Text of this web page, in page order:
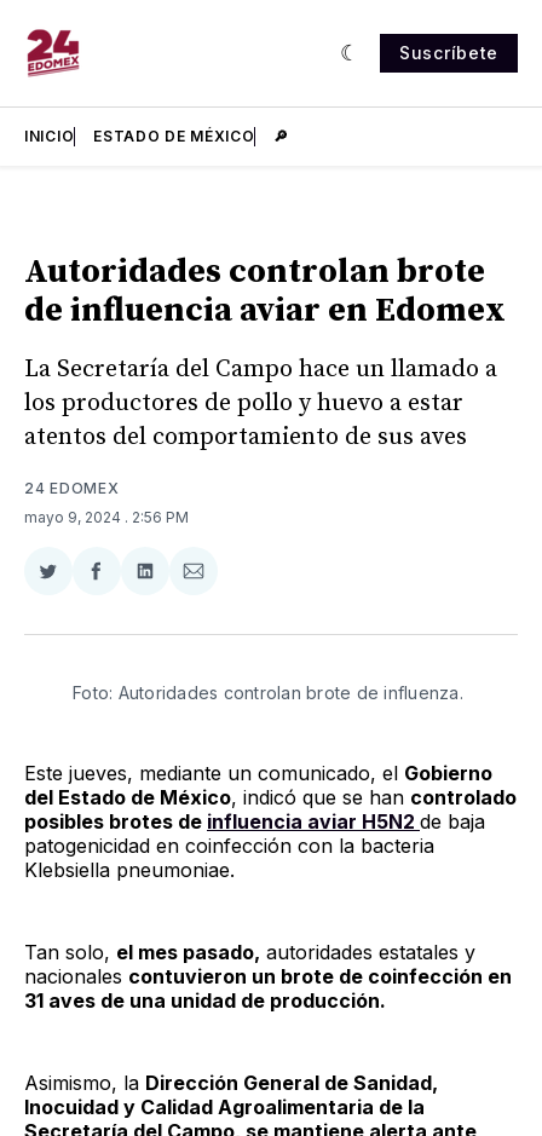
Suscríbete
INICIO ESTADO DE MÉXICO 🔎
Autoridades controlan brote
de influencia aviar en Edomex
La Secretaría del Campo hace un llamado a
los productores de pollo y huevo a estar
atentos del comportamiento de sus aves
24 EDOMEX
mayo 9, 2024 . 2:56 PM
Compartir
Twitter
Compartir
Facebook
Compartir
LinkedIn
Compartir
Email
Foto: Autoridades controlan brote de influenza.
Este jueves, mediante un comunicado, el Gobierno
del Estado de México, indicó que se han controlado
posibles brotes de influencia aviar H5N2 de baja
patogenicidad en coinfección con la bacteria
Klebsiella pneumoniae.
Tan solo, el mes pasado, autoridades estatales y
nacionales contuvieron un brote de coinfección en
31 aves de una unidad de producción.
Asimismo, la Dirección General de Sanidad,
Inocuidad y Calidad Agroalimentaria de la
Secretaría del Campo, se mantiene alerta ante